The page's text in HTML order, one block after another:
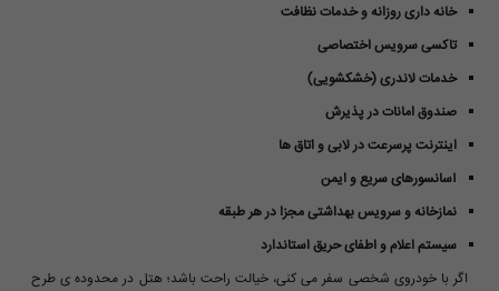
خانه داری روزانه و خدمات نظافت
تاکسی سرویس اختصاصی
خدمات لاندری (خشکشویی)
صندوق امانات در پذیرش
اینترنت پرسرعت در لابی و اتاق ها
آسانسورهای سریع و ایمن
نمازخانه و سرویس بهداشتی مجزا در هر طبقه
سیستم اعلام و اطفای حریق استاندارد
اگر با خودروی شخصی سفر می کنی، خیالت راحت باشد؛ هتل در محدوده ی طرح